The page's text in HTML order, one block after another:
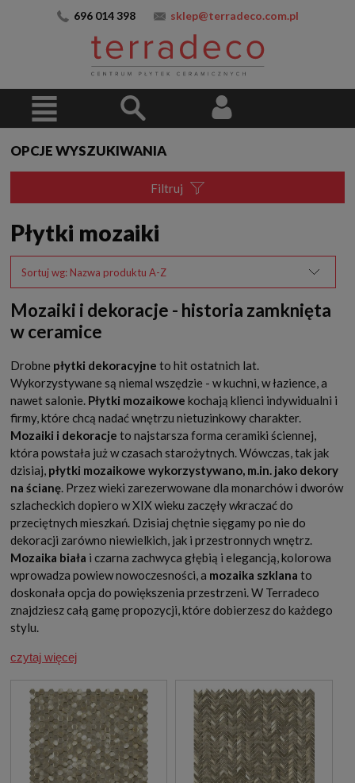
696 014 398 sklep@terradeco.com.pl
OPCJE WYSZUKIWANIA
Filtruj
Płytki mozaiki
Sortuj wg: Nazwa produktu A-Z
Mozaiki i dekoracje - historia zamknięta
w ceramice
Drobne płytki dekoracyjne to hit ostatnich lat.
Wykorzystywane są niemal wszędzie - w kuchni, w łazience, a
nawet salonie. Płytki mozaikowe kochają klienci indywidualni i
firmy, które chcą nadać wnętrzu nietuzinkowy charakter.
Mozaiki i dekoracje to najstarsza forma ceramiki ściennej,
która powstała już w czasach starożytnych. Wówczas, tak jak
dzisiaj, płytki mozaikowe wykorzystywano, m.in. jako dekory
na ścianę. Przez wieki zarezerwowane dla monarchów i dworów
szlacheckich dopiero w XIX wieku zaczęły wkraczać do
przeciętnych mieszkań. Dzisiaj chętnie sięgamy po nie do
dekoracji zarówno niewielkich, jak i przestronnych wnętrz.
Mozaika biała i czarna zachwyca głębią i elegancją, kolorowa
wprowadza powiew nowoczesności, a mozaika szklana to
doskonała opcja do powiększenia przestrzeni. W Terradeco
znajdziesz całą gamę propozycji, które dobierzesz do każdego
stylu.
czytaj więcej